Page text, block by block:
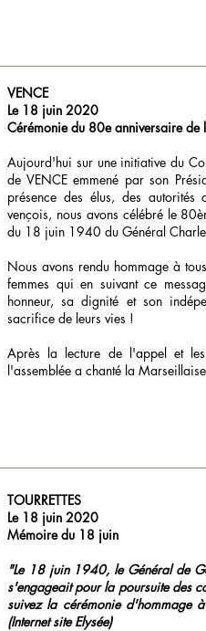
VENCE
Le 18 juin 2020
Cérémonie du 80e anniversaire
Aujourd'hui sur une initiative du
de VENCE emmené par son
présence des élus, des
vençois, nous avons célébré le
du 18 juin 1940 du Général
Nous avons rendu hommage à
femmes qui en suivant ce
honneur, sa dignité et son
sacrifice de leurs vies !
Après la lecture de l'appel et
l'assemblée a chanté la
TOURRETTES
Le 18 juin 2020
Mémoire du 18 juin
"Le 18 juin 1940, le Général de
s'engageait pour la poursuite des
suivez la cérémonie d'hommage
(Internet site Elysée)